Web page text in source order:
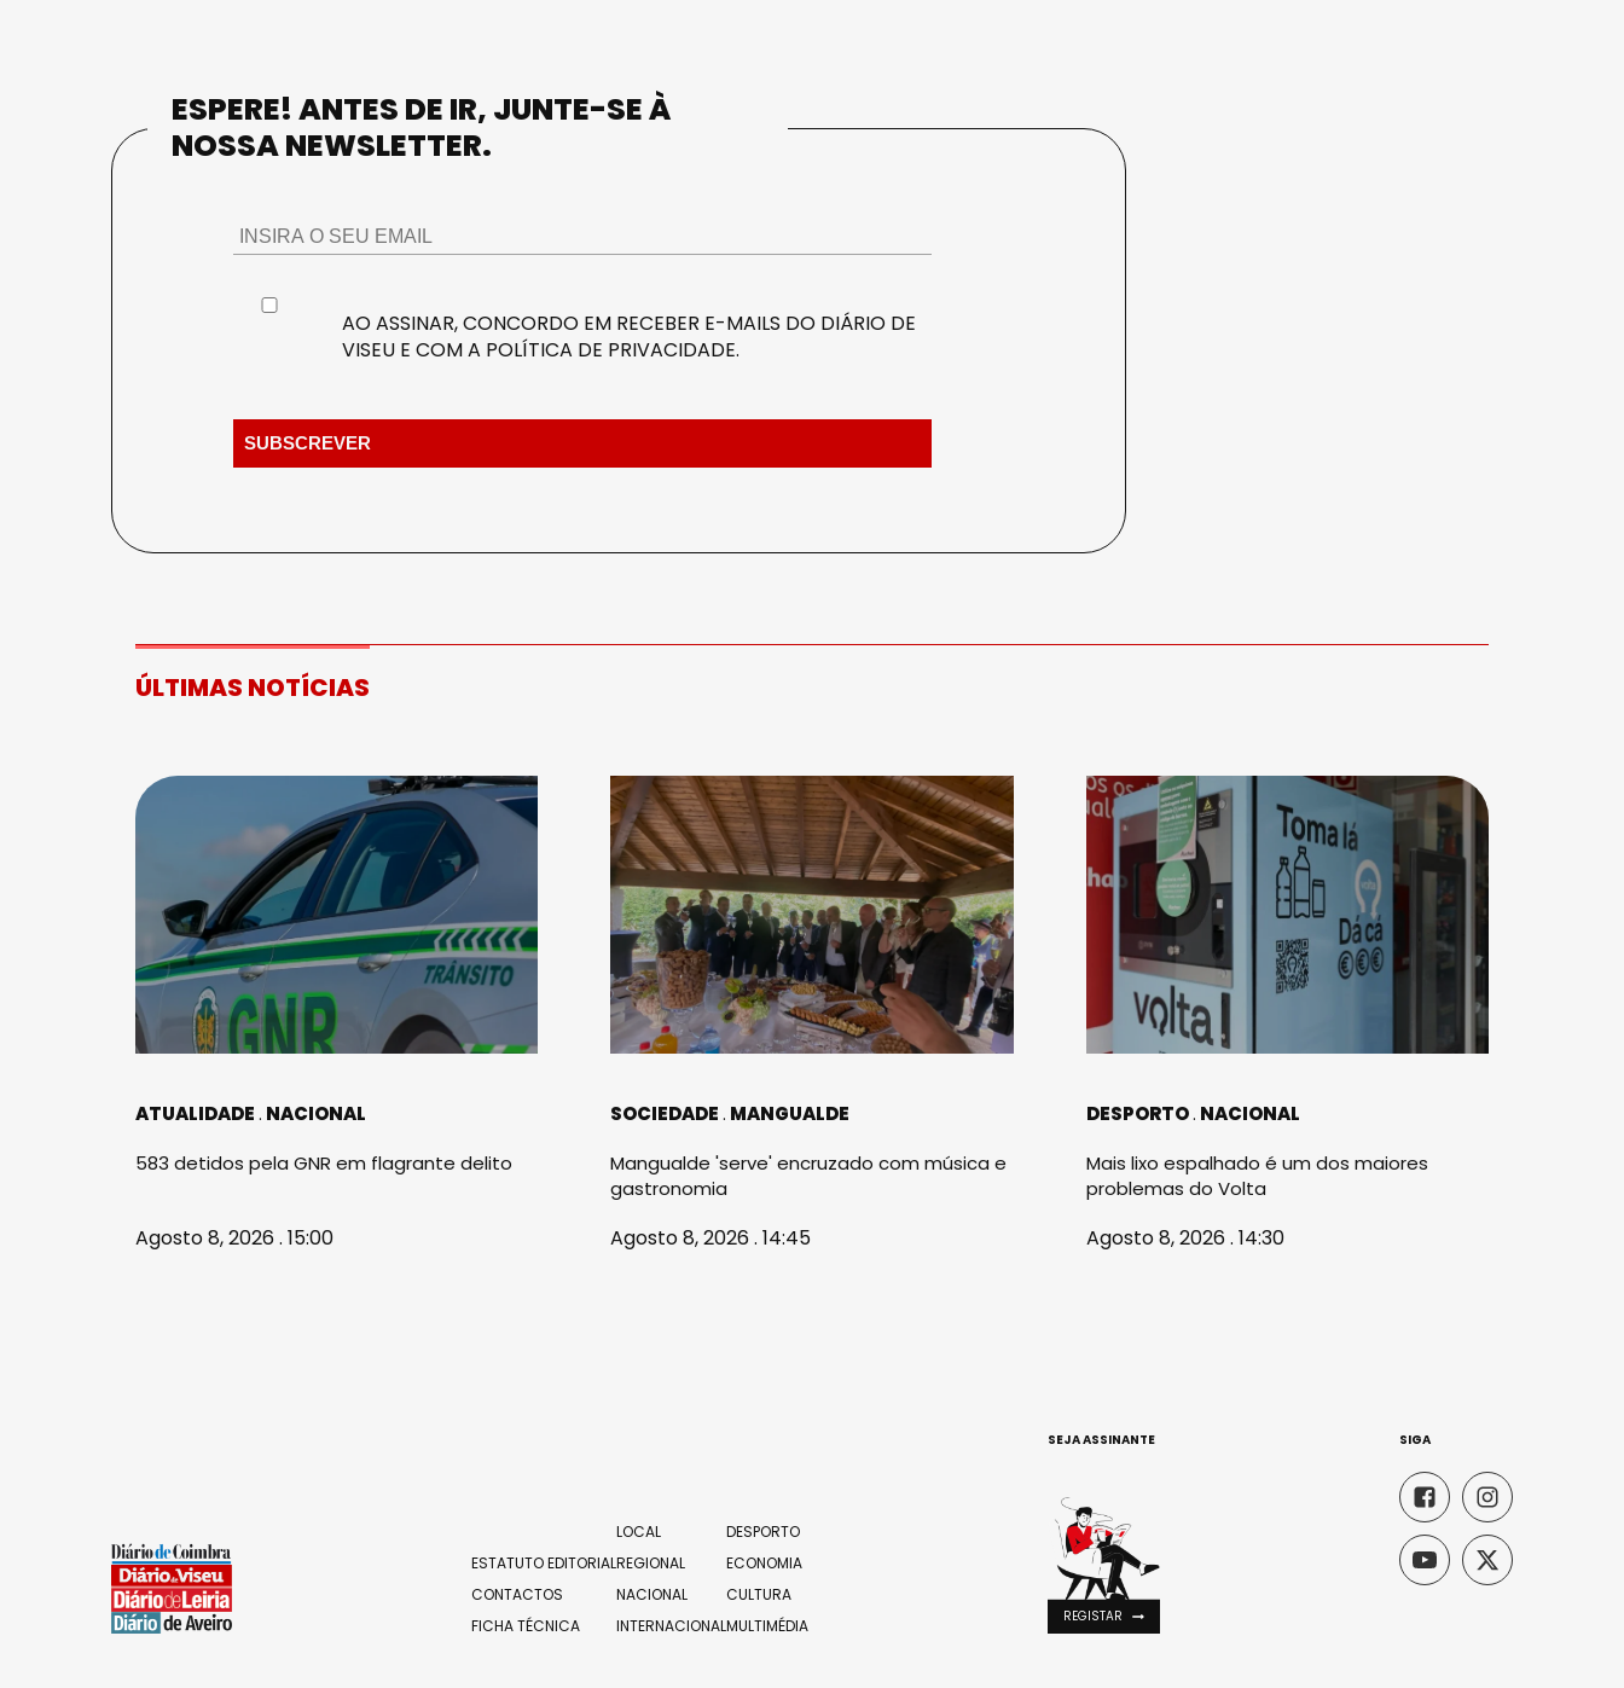
ESPERE! ANTES DE IR, JUNTE-SE À
NOSSA NEWSLETTER.
AO ASSINAR, CONCORDO EM RECEBER E-MAILS DO DIÁRIO DE
VISEU E COM A POLÍTICA DE PRIVACIDADE.
ÚLTIMAS NOTÍCIAS
ATUALIDADE NACIONAL
583 detidos pela GNR em flagrante delito
Agosto 8, 2026 . 15:00
SOCIEDADE MANGUALDE
Mangualde 'serve' encruzado com música e
gastronomia
Agosto 8, 2026 . 14:45
DESPORTO NACIONAL
Mais lixo espalhado é um dos maiores
problemas do Volta
Agosto 8, 2026 . 14:30
ESTATUTO EDITORIAL
CONTACTOS
FICHA TÉCNICA
LOCAL
REGIONAL
NACIONAL
INTERNACIONAL
DESPORTO
ECONOMIA
CULTURA
MULTIMÉDIA
SEJA ASSINANTE
REGISTAR
SIGA